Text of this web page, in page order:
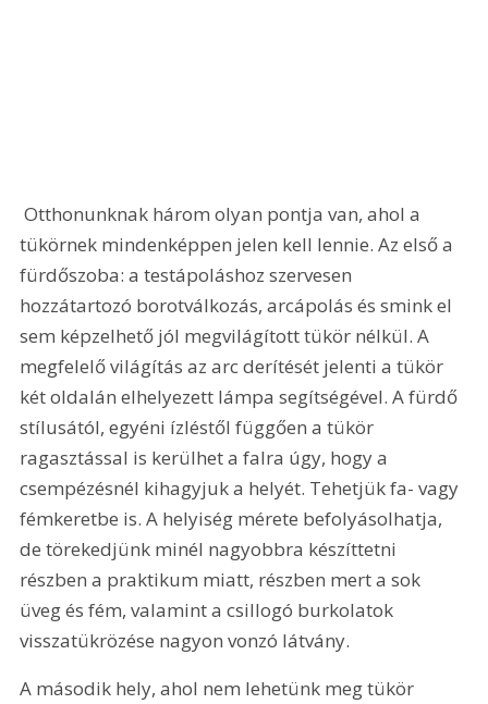
Otthonunknak három olyan pontja van, ahol a
tükörnek mindenképpen jelen kell lennie. Az első a
fürdőszoba: a testápoláshoz szervesen
hozzátartozó borotválkozás, arcápolás és smink el
sem képzelhető jól megvilágított tükör nélkül. A
megfelelő világítás az arc derítését jelenti a tükör
két oldalán elhelyezett lámpa segítségével. A fürdő
stílusától, egyéni ízléstől függően a tükör
ragasztással is kerülhet a falra úgy, hogy a
csempézésnél kihagyjuk a helyét. Tehetjük fa- vagy
fémkeretbe is. A helyiség mérete befolyásolhatja,
de törekedjünk minél nagyobbra készíttetni
részben a praktikum miatt, részben mert a sok
üveg és fém, valamint a csillogó burkolatok
visszatükrözése nagyon vonzó látvány.
A második hely, ahol nem lehetünk meg tükör